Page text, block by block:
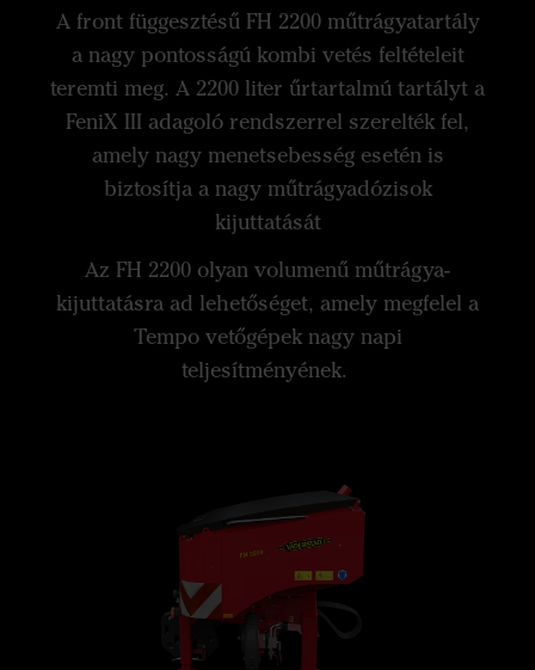
A front függesztésű FH 2200 műtrágyatartály
a nagy pontosságú kombi vetés feltételeit
teremti meg. A 2200 liter űrtartalmú tartályt a
FeniX III adagoló rendszerrel szerelték fel,
amely nagy menetsebesség esetén is
biztosítja a nagy műtrágyadózisok
kijuttatását
Az FH 2200 olyan volumenű műtrágya-
kijuttatásra ad lehetőséget, amely megfelel a
Tempo vetőgépek nagy napi
teljesítményének.